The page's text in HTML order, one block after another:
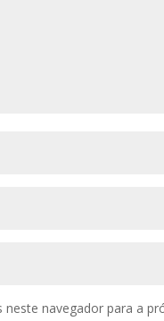
neste navegador para a